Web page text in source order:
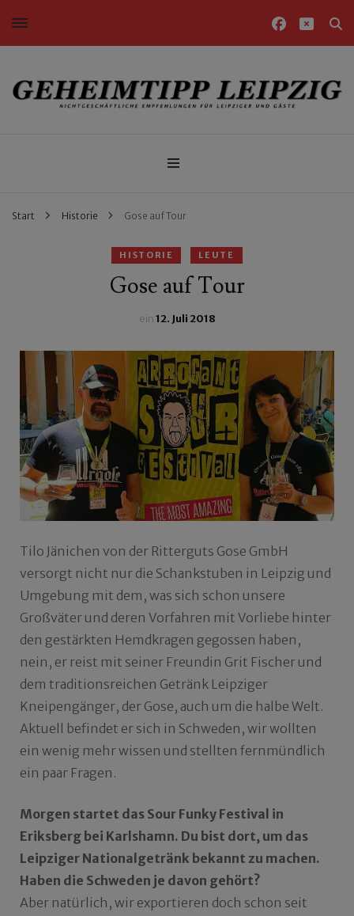
Nichtgeschäftliche Empfehlungen für Leipziger und Gäste
Start Historie Gose auf Tour
HISTORIE LEUTE
Gose auf Tour
ein12. Juli 2018
Tilo Jänichen von der Ritterguts Gose GmbH
versorgt nicht nur die Schankstuben in Leipzig und
Umgebung mit dem, was sich schon unsere
Großväter und deren Vorfahren mit Vorliebe hinter
den gestärkten Hemdkragen gegossen haben,
nein, er reist mit seiner Freundin Grit Fischer und
dem traditionsreichen Getränk Leipziger
Kneipengänger, der Gose, auch um die halbe Welt.
Aktuell befindet er sich in Schweden, wir wollten
ein wenig mehr wissen und stellten fernmündlich
ein paar Fragen.
Morgen startet das Sour Funky Festival in
Eriksberg bei Karlshamn. Du bist dort, um das
Leipziger Nationalgetränk bekannt zu machen.
Haben die Schweden je davon gehört?
Aber natürlich, wir exportieren doch schon seit